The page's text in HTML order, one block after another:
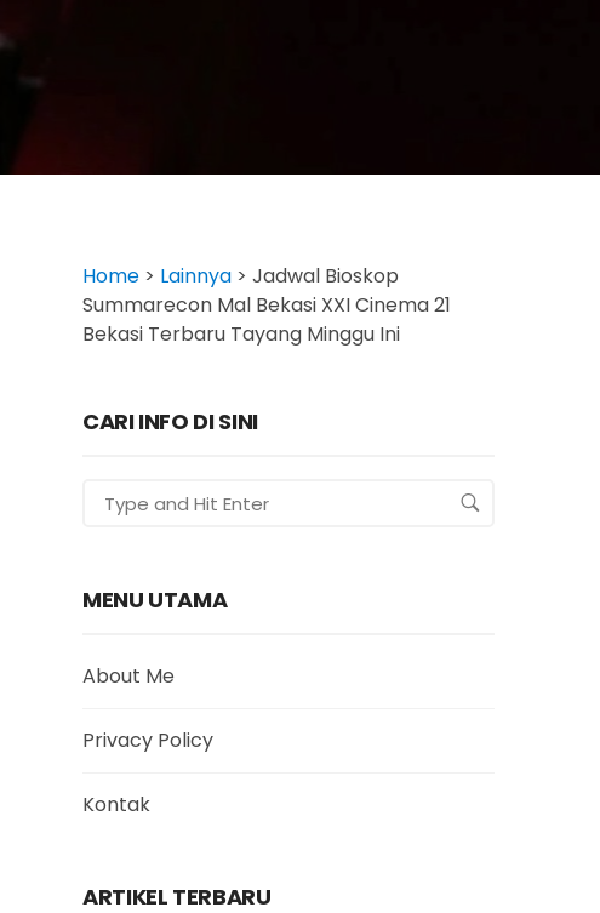
Home > Lainnya > Jadwal Bioskop
Summarecon Mal Bekasi XXI Cinema 21
Bekasi Terbaru Tayang Minggu Ini
CARI INFO DI SINI
MENU UTAMA
About Me
Privacy Policy
Kontak
ARTIKEL TERBARU